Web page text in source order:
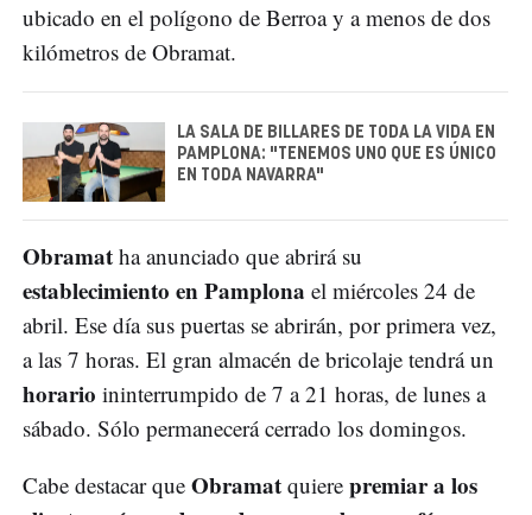
ubicado en el polígono de Berroa y a menos de dos
kilómetros de Obramat.
LA SALA DE BILLARES DE TODA LA VIDA EN
PAMPLONA: "TENEMOS UNO QUE ES ÚNICO
EN TODA NAVARRA"
Obramat ha anunciado que abrirá su
establecimiento en Pamplona el miércoles 24 de
abril. Ese día sus puertas se abrirán, por primera vez,
a las 7 horas. El gran almacén de bricolaje tendrá un
horario ininterrumpido de 7 a 21 horas, de lunes a
sábado. Sólo permanecerá cerrado los domingos.
Cabe destacar que Obramat quiere premiar a los